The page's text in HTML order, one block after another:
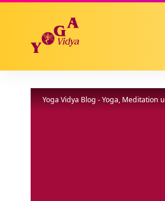
Yoga Vidya Blog - Yoga, Meditation